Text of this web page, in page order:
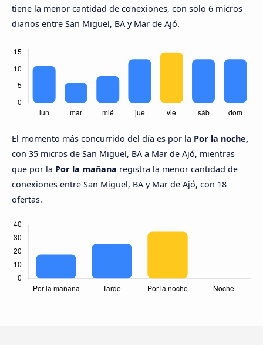
tiene la menor cantidad de conexiones, con solo 6 micros
diarios entre San Miguel, BA y Mar de Ajó.
El momento más concurrido del día es por la Por la noche,
con 35 micros de San Miguel, BA a Mar de Ajó, mientras
que por la Por la mañana registra la menor cantidad de
conexiones entre San Miguel, BA y Mar de Ajó, con 18
ofertas.